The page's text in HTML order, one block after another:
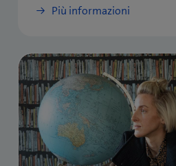
Più informazioni